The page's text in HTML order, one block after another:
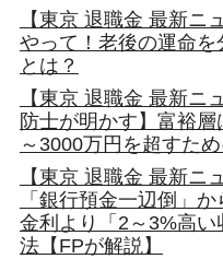
【東京 退職金 最新ニ
やって！老後の運命を
とは？
【東京 退職金 最新ニ
防士が明かす】富裕
～3000万円を超すた
【東京 退職金 最新ニ
「銀行預金一辺倒」
金利より「2～3%高
法【FPが解説】